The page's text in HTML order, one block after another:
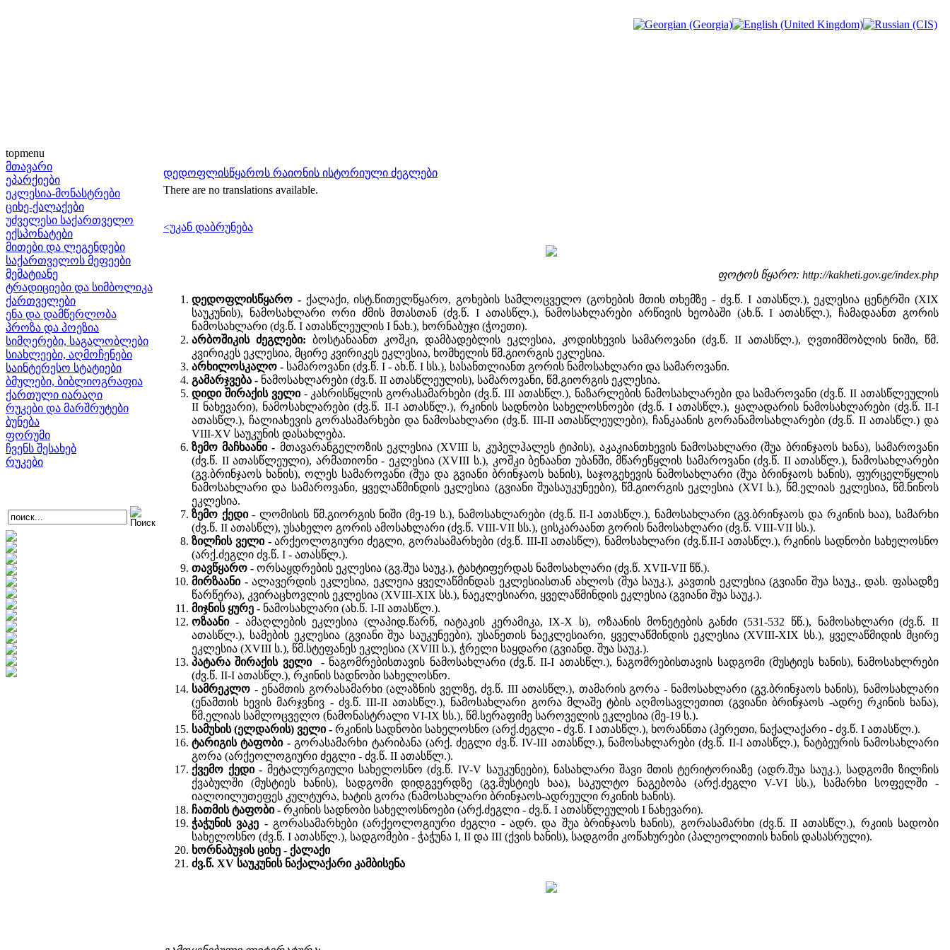
topmenu
მთავარი
ეპარქიები
ეკლესია-მონასტრები
ციხე-ქალაქები
უძველესი საქართველო
ექსპონატები
მითები და ლეგენდები
საქართველოს მეფეები
მემატიანე
ტრადიციები და სიმბოლიკა
ქართველები
ენა და დამწერლობა
პროზა და პოეზია
სიმღერები, საგალობლები
სიახლეები, აღმოჩენები
საინტერესო სტატიები
ბმულები, ბიბლიოგრაფია
ქართული იარაღი
რუკები და მარშრუტები
ბუნება
ფორუმი
ჩვენს შესახებ
რუკები
დედოფლისწყაროს რაიონის ისტორიული ძეგლები
There are no translations available.
<უკან დაბრუნება
ფოტოს წყარო: http://kakheti.gov.ge/index.php
დედოფლისწყარო - ქალაქი, ისტ.წითელწყარო, გოხების სამლოცველო (გოხების მთის თხემზე - ძვ.წ. I ათასწლ.), ეკლესია ცენტრში (XIX
საუკუნის), ნამოსახლარი ორი ძმის მთასთან (ძვ.წ. I ათასწლ.), ნამოსახლარები არწივის ხეობაში (ახ.წ. I ათასწლ.), ჩამადაანთ გორის
ნამოსახლარი (ძვ.წ. I ათასწლეულის I ნახ.), ხორნაბუჯი (ჭოეთი).
არბოშიკის ძეგლები: ბოსტანაანთ კოშკი, დამბადებლის ეკლესია, კოდისხევის სამაროვანი (ძვ.წ. II ათასწლ.), ღვთიმშობლის ნიში, წმ.
კვირიკეს ეკლესია, მცირე კვირიკეს ეკლესია, ხომხელის წმ.გიორგის ეკლესია.
არხილოსკალო - სამაროვანი (ძვ.წ. I - ახ.წ. I სს.), სასანთლიანთ გორის ნამოსახლარი და სამაროვანი.
გამარჯვება - ნამოსახლარები (ძვ.წ. II ათასწლეულის), სამაროვანი, წმ.გიორგის ეკლესია.
დიდი შირაქის ველი - კასრისწყლის გორასამარხები (ძვ.წ. III ათასწლ.), ნაზარლების ნამოსახლარები და სამაროვანი (ძვ.წ. II ათასწლეულის
II ნახევარი), ნამოსახლარები (ძვ.წ. II-I ათასწლ.), რკინის სადნობი სახელოსნოები (ძვ.წ. I ათასწლ.), ყალადარის ნამოსახლარები (ძვ.წ. II-I
ათასწლ.), ჩალიახევის გორასამარხები და ნამოსახლარი (ძვ.წ. III-II ათასწლეულები), ჩანკაანის გორანამოსახლარები (ძვ.წ. II ათასწლ.) და
VIII-XV საუკუნის დასახლება.
ზემო მაჩხაანი - მთავარანგელოზის ეკლესია (XVIII ს, კუპელჰალეს ტიპის), აკაკიანთხევის ნამოსახლარი (შუა ბრინჯაოს ხანა), სამაროვანი
(ძვ.წ. II ათასწლეული), არმათიონი - ეკლესია (XVIII ს.), კოშკი ბენაანთ უბანში, მწარეწყლის სამაროვანი (ძვ.წ. II ათასწლ.), ნამოსახლარები
(გვ.ბრინჯაოს ხანის), ოლეს სამაროვანი (შუა და გვიანი ბრინჯაოს ხანის), საჯოგეხევის ნამოსახლარი (შუა ბრინჯაოს ხანის), ფურცელწყლის
ნამოსახლარი და სამაროვანი, ყველაწმინდის ეკლესია (გვიანი შუასაუკუნეები), წმ.გიორგის ეკლესია (XVI ს.), წმ.ელიას ეკლესია, წმ.ნინოს
ეკლესია.
ზემო ქედი- ლომისის წმ.გიორგის ნიში (მე-19 ს.), ნამოსახლარები (ძვ.წ. II-I ათასწლ.), ნამოსახლარი (გვ.ბრინჯაოს და რკინის ხაა), სამარხი
(ძვ.წ. II ათასწლ), უსახელო გორის ამოსახლარი (ძვ.წ. VIII-VII სს.), ცისკარაანთ გორის ნამოსახლარი (ძვ.წ. VIII-VII სს.).
ზილჩის ველი -არქეოლოგიური ძეგლი, გორასამარხები (ძვ.წ. III-II ათასწლ), ნამოსახლარი (ძვ.წ.II-I ათასწლ.), რკინის სადნობი სახელოსნო
(არქ.ძეგლი ძვ.წ. I - ათასწლ.).
თავწყარო - ორსაყდრების ეკლესია (გვ.შუა საუკ.), ტახტიფერდას ნამოსახლარი (ძვ.წ. XVII-VII წწ.).
მირზაანი -ალავერდის ეკლესია, ეკლეია ყველაწმინდას ეკლესიასთან ახლოს (შუა საუკ.), კავთის ეკლესია (გვიანი შუა საუკ., დას. ფასადზე
წარწერა), კვირაცხოვლის ეკლესია (XVIII-XIX სს.), ნაეკლესიარი, ყველაწმინდის ეკლესია (გვიანი შუა საუკ.).
მიჯნის ყურე - ნამოსახლარი (ახ.წ. I-II ათასწლ.).
ოზაანი - ამაღლების ეკლესია (ლაპიდ.წარწ, იატაკის კერამიკა, IX-X ს), ოზაანის მონეტების განძი (531-532 წწ.), ნამოსახლარი (ძვ.წ. II
ათასწლ.), სამების ეკლესია (გვიანი შუა საუკუნეები), უსანეთის ნაეკლესიარი, ყველაწმინდის ეკლესია (XVIII-XIX სს.), ყველაწმიდის მცირე
ეკლესია (XVIII ს.), წმ.სტეფანეს ეკლესია (XVIII ს.), ჭრელი საყდარი (გვიანდ. შუა საუკ.).
პატარა შირაქის ველი -ნაგომრებისთავის ნამოსახლარი (ძვ.წ. II-I ათასწლ.), ნაგომრებისთავის სადგომი (მუსტიეს ხანის), ნამოსახლრები
(ძვ.წ. II-I ათასწლ.), რკინის სადნობი სახელოსნო.
სამრეკლო - ენამთის გორასამარხი (ალაზნის ველზე, ძვ.წ. III ათასწლ.), თამარის გორა - ნამოსახლარი (გვ.ბრინჯაოს ხანის), ნამოსახლარი
(ენამთის ხევის მარჯვნივ - ძვ.წ. III-II ათასწლ.), ნამოსახლარი გორა მლაშე ტბის აღმოსავლეთით (გვიანი ბრინჯაოს -ადრე რკინის ხანა),
წმ.ელიას სამლოცველო (ნამონასტრალი VI-IX სს.), წმ.სერაფიმე საროველის ეკლესია (მე-19 ს.).
სამუხის (ელდარის) ველი - რკინის სადნობი სახელოსნო (არქ.ძეგლი - ძვ.წ. I ათასწლ.), ხორანნთა (ჰერეთი, ნაქალაქარი - ძვ.წ. I ათასწლ.).
ტარიგის ტაფობი -გორასამარხი ტარიბანა (არქ. ძეგლი ძვ.წ. IV-III ათასწლ.), ნამოსახლარები (ძვ.წ. II-I ათასწლ.), ნატბეურის ნამოსახლარი
გორა (არქეოლოგიური ძეგლი - ძვ.წ. II ათასწლ.).
ქვემო ქედი - მეტალურგიული სახელოსნო (ძვ.წ. IV-V საუკუნეები), ნასახლარი შავი მთის ტერიტორიაზე (ადრ.შუა საუკ.), სადგომი ზილჩის
ქვაბულში (მუსტიეს ხანის), სადგომი დიდგვერდზე (გვ.მუსტიეს ხაა), საკულტო ნაგებობა (არქ.ძეგლი V-VI სს.), სამარხი სოფელში -
იალოილუთეფეს კულტურა, ხატის გორა (ნამოსახლარი ბრინჯაოს-ადრეული რკინის ხანის).
ჩათმის ტაფობი - რკინის სადნობი სახელოსნოები (არქ.ძეგლი - ძვ.წ. I ათასწლეულის I ნახევარი).
ჭაჭუნის ვაკე -გორასამარხები (არქეოლოგიური ძეგლი - ადრ. და შუა ბრინჯაოს ხანის), გორასამარხი (ძვ.წ. II ათასწლ.), რკიის სადობი
სახელოსნო (ძვ.წ. I ათასწლ.), სადგომები - ჭაჭუნა I, II და III (ქვის ხანის), სადგომი კოწახურები (პალეოლითის ხანის დასასრული).
ხორნაბუჯის ციხე - ქალაქი
ძვ.წ. XV საუკუნის ნაქალაქარი კამბისენა